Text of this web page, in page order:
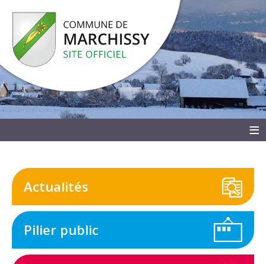
≡
Actualités
Pilier public